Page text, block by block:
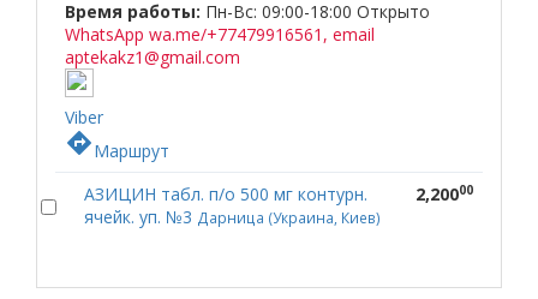
Время работы: Пн-Вс: 09:00-18:00 Открыто
WhatsApp wa.me/+77479916561, email
aptekakz1@gmail.com
Viber
directionsМаршрут
АЗИЦИН табл. п/о 500 мг контурн.
ячейк. уп. №3 Дарница (Украина, Киев)
2,20000